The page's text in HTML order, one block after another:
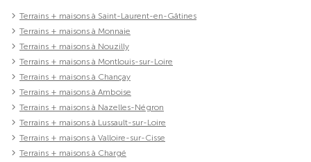
Terrains + maisons à Saint-Laurent-en-Gâtines
Terrains + maisons à Monnaie
Terrains + maisons à Nouzilly
Terrains + maisons à Montlouis-sur-Loire
Terrains + maisons à Chançay
Terrains + maisons à Amboise
Terrains + maisons à Nazelles-Négron
Terrains + maisons à Lussault-sur-Loire
Terrains + maisons à Valloire-sur-Cisse
Terrains + maisons à Chargé